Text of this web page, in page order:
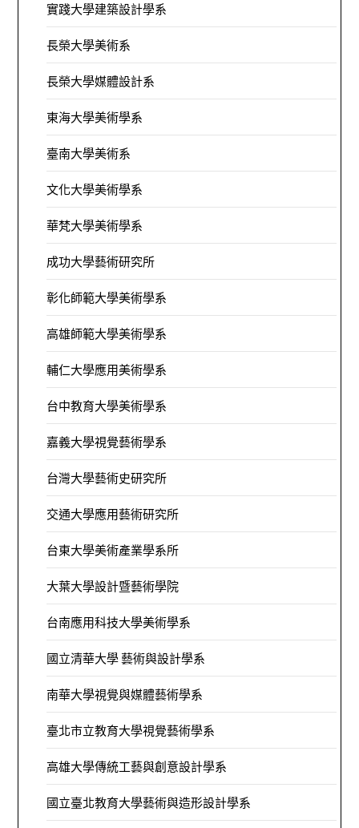
實踐大學建築設計學系
長榮大學美術系
長榮大學媒體設計系
東海大學美術學系
臺南大學美術系
文化大學美術學系
華梵大學美術學系
成功大學藝術研究所
彰化師範大學美術學系
高雄師範大學美術學系
輔仁大學應用美術學系
台中教育大學美術學系
嘉義大學視覺藝術學系
台灣大學藝術史研究所
交通大學應用藝術研究所
台東大學美術產業學系所
大葉大學設計暨藝術學院
台南應用科技大學美術學系
國立清華大學 藝術與設計學系
南華大學視覺與媒體藝術學系
臺北市立教育大學視覺藝術學系
高雄大學傳統工藝與創意設計學系
國立臺北教育大學藝術與造形設計學系